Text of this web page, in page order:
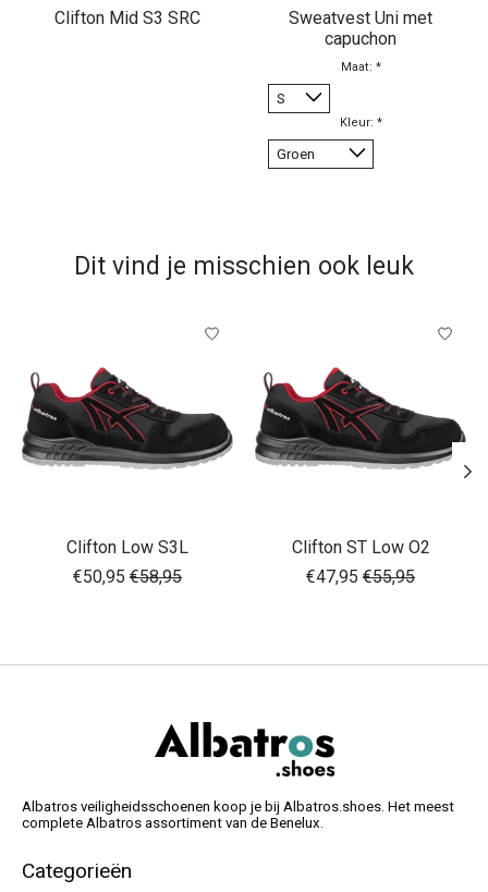
Clifton Mid S3 SRC
Sweatvest Uni met
capuchon
Maat: *
Kleur: *
Dit vind je misschien ook leuk
Items van productcarrousel
Clifton Low S3L
€50,95 €58,95
Clifton ST Low O2
€47,95 €55,95
Albatros veiligheidsschoenen koop je bij Albatros.shoes. Het meest
complete Albatros assortiment van de Benelux.
Categorieën